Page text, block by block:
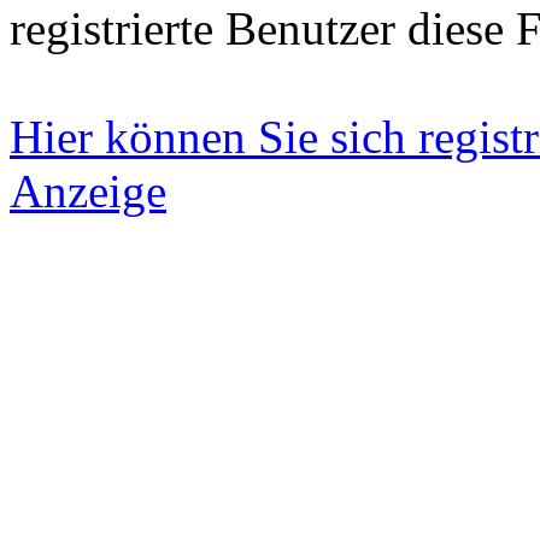
registrierte Benutzer diese
Hier können Sie sich
Anzeige